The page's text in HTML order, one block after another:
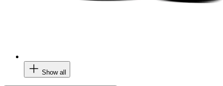
Show all